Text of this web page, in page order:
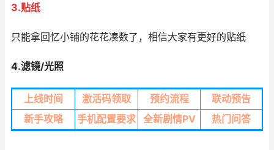
3.贴纸
只能拿回忆小铺的花花凑数了，相信大家有更好的贴纸
4.滤镜/光照
上线时间 激活码领取 预约流程
联动预告
新手攻略
手机配置要求 全新剧情PV 热门问答